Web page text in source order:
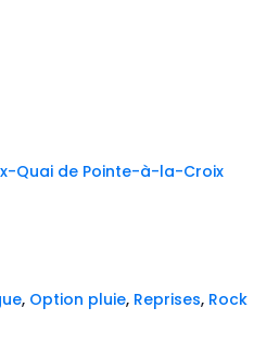
Quai de Pointe-à-la-Croix
, Option pluie, Reprises, Rock